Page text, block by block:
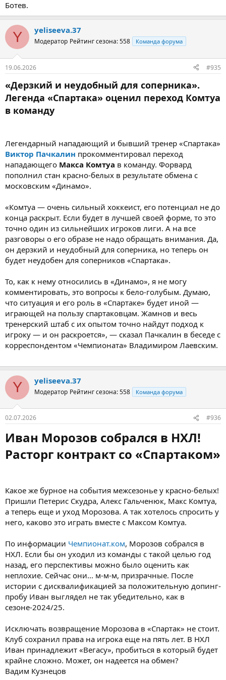
Ботев.
Y yeliseeva.37
Модератор Рейтинг сезона: 558 Команда форума
19.06.2026 #935
«Дерзкий и неудобный для соперника».
Легенда «Спартака» оценил переход Комтуа
в команду
Легендарный нападающий и бывший тренер «Спартака»
Виктор Пачкалин прокомментировал переход
нападающего Макса Комтуа в команду. Форвард
пополнил стан красно-белых в результате обмена с
московским «Динамо».
«Комтуа — очень сильный хоккеист, его потенциал не до
конца раскрыт. Если будет в лучшей своей форме, то это
точно один из сильнейших игроков лиги. А на все
разговоры о его образе не надо обращать внимания. Да,
он дерзкий и неудобный для соперника, но теперь он
будет неудобен для соперников «Спартака».
То, как к нему относились в «Динамо», я не могу
комментировать, это вопросы к бело-голубым. Думаю,
что ситуация и его роль в «Спартаке» будет иной —
играющей на пользу спартаковцам. Жамнов и весь
тренерский штаб с их опытом точно найдут подход к
игроку — и он раскроется», — сказал Пачкалин в беседе с
корреспондентом «Чемпионата» Владимиром Лаевским.
Y yeliseeva.37
Модератор Рейтинг сезона: 558 Команда форума
02.07.2026 #936
Иван Морозов собрался в НХЛ!
Расторг контракт со «Спартаком»​
Какое же бурное на события межсезонье у красно-белых!
Пришли Петерис Скудра, Алекс Гальченюк, Макс Комтуа,
а теперь еще и уход Морозова. А так хотелось спросить у
него, каково это играть вместе с Максом Комтуа.
По информации Чемпионат.ком, Морозов собрался в
НХЛ. Если бы он уходил из команды с такой целью год
назад, его перспективы можно было оценить как
неплохие. Сейчас они... м-м-м, призрачные. После
истории с дисквалификацией за положительную допинг-
пробу Иван выглядел не так убедительно, как в
сезоне-2024/25.
Исключать возвращение Морозова в «Спартак» не стоит.
Клуб сохранил права на игрока еще на пять лет. В НХЛ
Иван принадлежит «Вегасу», пробиться в который будет
крайне сложно. Может, он надеется на обмен?
Вадим Кузнецов